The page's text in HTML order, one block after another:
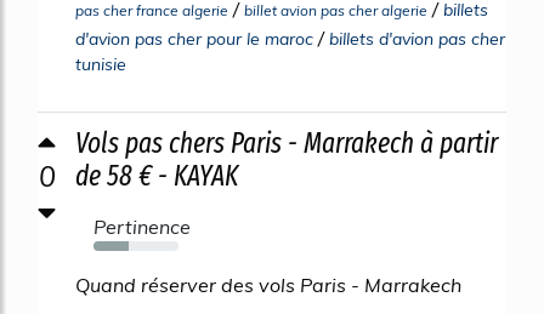
pas cher france algerie / billet avion pas cher algerie /billets
d'avion pas cher pour le maroc /billets d'avion pas cher
tunisie
0
Vols pas chers Paris - Marrakech à partir
de 58 € - KAYAK
Pertinence
41%
Quand réserver des vols Paris - Marrakech